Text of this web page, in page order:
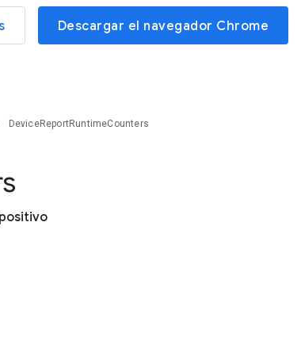
Descargar el navegador Chrome
DeviceReportRuntimeCounters